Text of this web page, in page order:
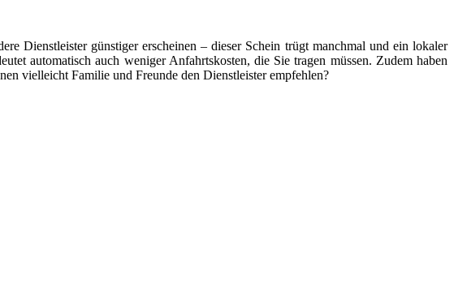
Dienstleister günstiger erscheinen – dieser Schein trügt manchmal und ein lokaler
automatisch auch weniger Anfahrtskosten, die Sie tragen müssen. Zudem haben
vielleicht Familie und Freunde den Dienstleister empfehlen?